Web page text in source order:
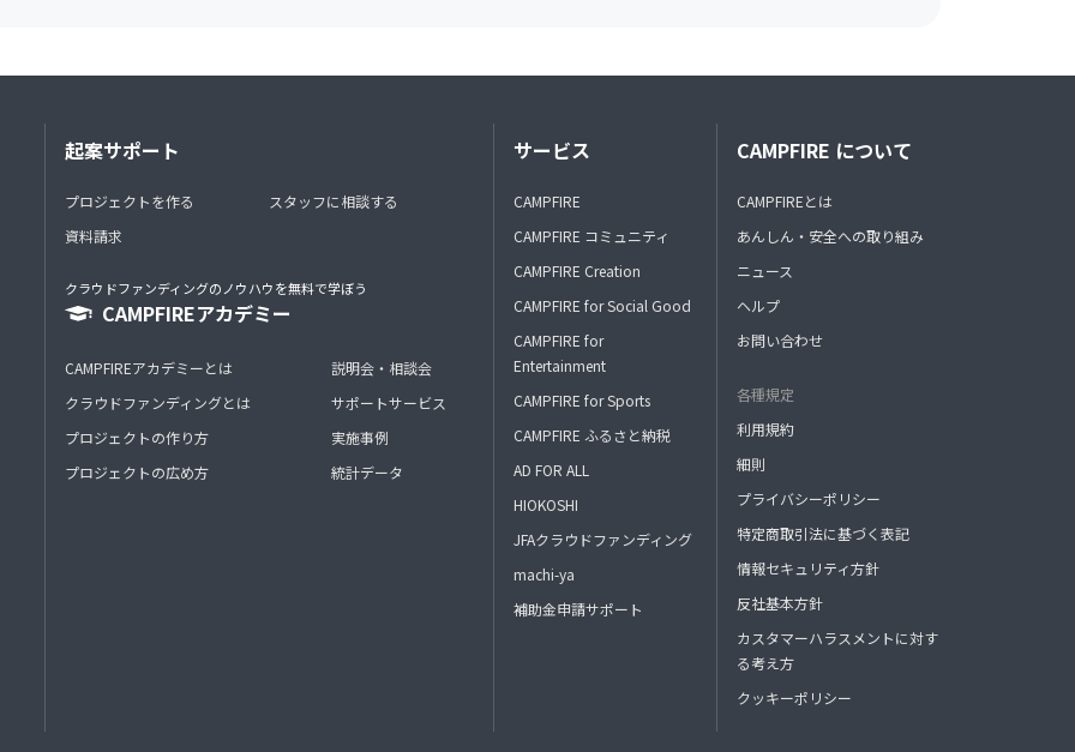
起案サポート
プロジェクトを作る
資料請求
スタッフに相談する
クラウドファンディングのノウハウを無料で学ぼう
CAMPFIREアカデミー
CAMPFIREアカデミーとは
クラウドファンディングとは
プロジェクトの作り方
プロジェクトの広め方
説明会・相談会
サポートサービス
実施事例
統計データ
サービス
CAMPFIRE
CAMPFIRE コミュニティ
CAMPFIRE Creation
CAMPFIRE for Social Good
CAMPFIRE for
Entertainment
CAMPFIRE for Sports
CAMPFIRE ふるさと納税
AD FOR ALL
HIOKOSHI
JFAクラウドファンディング
machi-ya
補助金申請サポート
CAMPFIRE について
CAMPFIREとは
あんしん・安全への取り組み
ニュース
ヘルプ
お問い合わせ
各種規定
利用規約
細則
プライバシーポリシー
特定商取引法に基づく表記
情報セキュリティ方針
反社基本方針
カスタマーハラスメントに対す
る考え方
クッキーポリシー